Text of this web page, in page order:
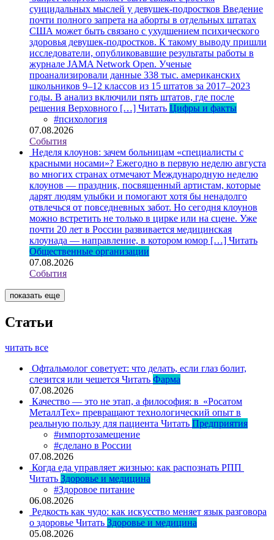
суицидальных мыслей у девушек-подростков Введение
почти полного запрета на аборты в отдельных штатах
США может быть связано с ухудшением психического
здоровья девушек-подростков. К такому выводу пришли
исследователи, опубликовавшие результаты работы в
журнале JAMA Network Open. Ученые
проанализировали данные 338 тыс. американских
школьников 9–12 классов из 15 штатов за 2017–2023
годы. В анализ включили пять штатов, где после
решения Верховного […] Читать Цифры и факты
#психология
07.08.2026
События
Неделя клоунов: зачем больницам «специалисты с
красными носами»? Ежегодно в первую неделю августа
во многих странах отмечают Международную неделю
клоунов — праздник, посвященный артистам, которые
дарят людям улыбки и помогают хотя бы ненадолго
отвлечься от повседневных забот. Но сегодня клоунов
можно встретить не только в цирке или на сцене. Уже
почти 20 лет в России развивается медицинская
клоунада — направление, в котором юмор […] Читать
Общественные организации
07.08.2026
События
показать еще
Статьи
читать все
Офтальмолог советует: что делать, если глаз болит,
слезится или чешется Читать Фарма
07.08.2026
Качество — это не этап, а философия: в «Росатом
МеталлТех» превращают технологический опыт в
реальную пользу для пациента Читать Предприятия
#импортозамещение
#сделано в России
07.08.2026
Когда еда управляет жизнью: как распознать РПП
Читать Здоровье и медицина
#Здоровое питание
06.08.2026
Редкость как чудо: как искусство меняет язык разговора
о здоровье Читать Здоровье и медицина
05.08.2026